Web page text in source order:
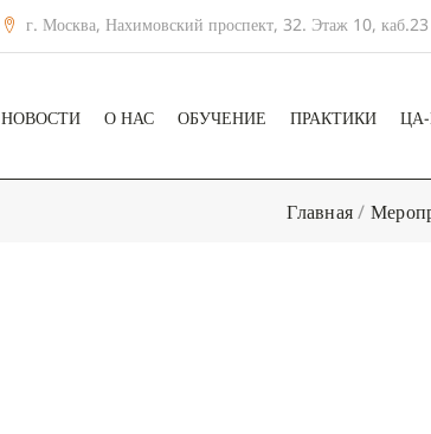
г. Москва, Нахимовский проспект, 32. Этаж 10, каб.23
НОВОСТИ О НАС ОБУЧЕНИЕ ПРАКТИКИ
Главная/